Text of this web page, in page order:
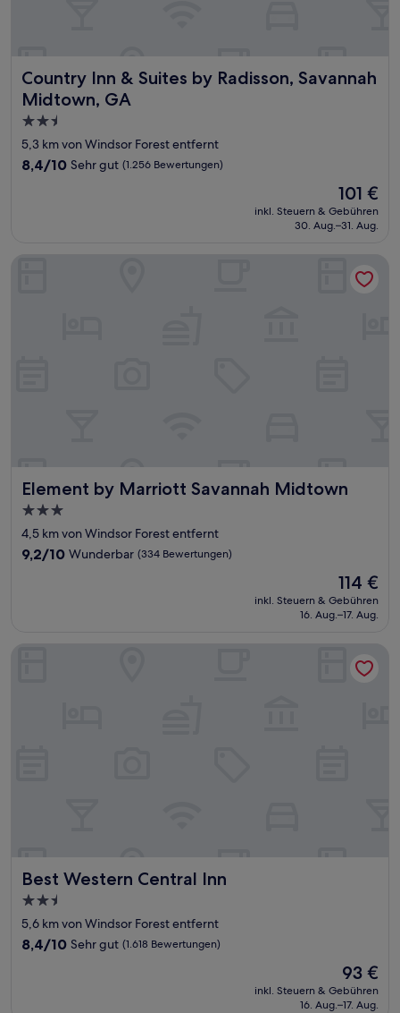
Country Inn & Suites by Radisson, Savannah
Midtown, GA
Country Inn & Suites by Radisson, Savannah Midtown, GA
2.5-
Sterne-
Unterkunft
5,3 km von Windsor Forest entfernt
8.4
Bewertungen)
8,4/10 Sehr gut (1.256 Bewertungen)
Der
Preis
beträgt
101 €
inkl. Steuern & Gebühren
30. Aug.–31. Aug.
Element by Marriott Savannah Midtown
Element by Marriott Savannah Midtown
3.0-
Sterne-
Unterkunft
4,5 km von Windsor Forest entfernt
9.2
9,2/10 Wunderbar (334 Bewertungen)
Der
Preis
beträgt
114 €
inkl. Steuern & Gebühren
16. Aug.–17. Aug.
Element by Marriott Savannah Midtown
Best Western Central Inn
Best Western Central Inn
2.5-
Sterne-
Unterkunft
5,6 km von Windsor Forest entfernt
8.4
8,4/10 Sehr gut (1.618 Bewertungen)
Der
Preis
beträgt
93 €
inkl. Steuern & Gebühren
16. Aug.–17. Aug.